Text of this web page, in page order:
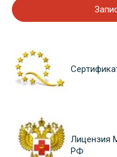
Лицензия
РФ